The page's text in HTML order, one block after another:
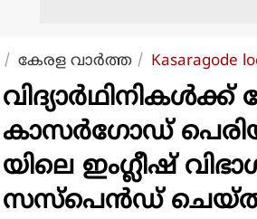
കേരള വാര്‍ത്ത Kasaragode
വിദ്യാര്‍ഥിനികള്‍ക്ക്
കാസര്‍ഗോഡ്
യിലെ ഇംഗ്ലീഷ്
സസ്‌പെന്‍ഡ്